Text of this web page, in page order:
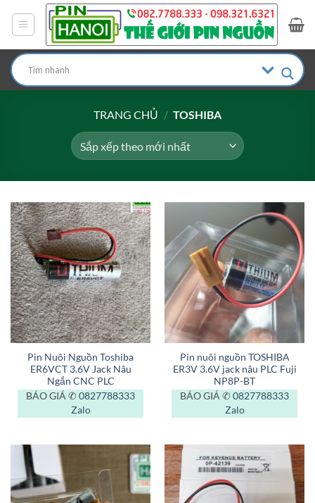
dung
TRANG CHỦ / TOSHIBA
Pin Nuôi Nguồn Toshiba
ER6VCT 3.6V Jack Nâu
Ngắn CNC PLC
BÁO GIÁ ✆ 0827788333
Zalo
Pin nuôi nguồn TOSHIBA
ER3V 3.6V jack nâu PLC Fuji
NP8P-BT
BÁO GIÁ ✆ 0827788333
Zalo